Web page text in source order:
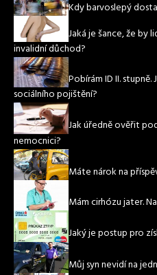
Kdy barvoslepý
Jaká je šance, že by
invalidní důchod?
Pobírám ID II.
sociálního pojištění?
Jak úředně ověřit
nemocnici?
Máte nárok na
Mám cirhózu jater.
Jaký je postup pro
Můj syn nevidí na